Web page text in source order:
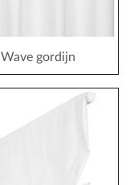
Wave gordijn